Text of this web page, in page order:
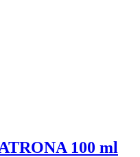
100 ml